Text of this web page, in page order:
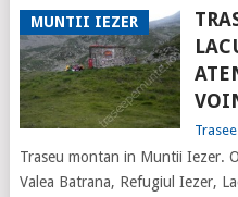
MUNTII IEZER
Traseu montan in Muntii Iezer.
Valea Batrana, Refugiul Iezer,